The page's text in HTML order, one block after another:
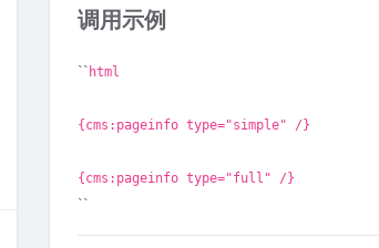
调用示例
`` html
{cms:pageinfo type="simple" /}
{cms:pageinfo type="full" /}
``